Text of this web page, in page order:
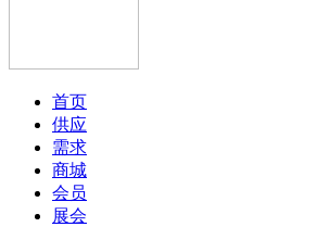
首页
供应
需求
商城
会员
展会